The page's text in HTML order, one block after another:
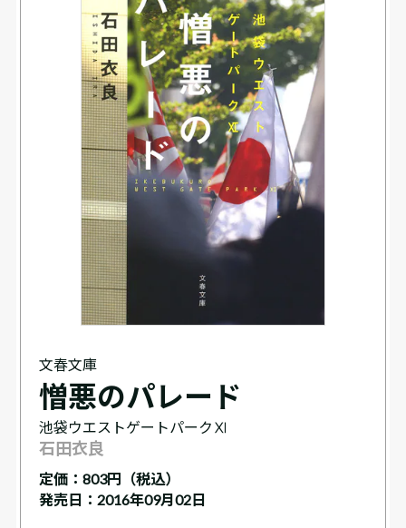
文春文庫
憎悪のパレード
池袋ウエストゲートパークⅪ
石田衣良
定価： 803円（税込）
発売日：2016年09月02日